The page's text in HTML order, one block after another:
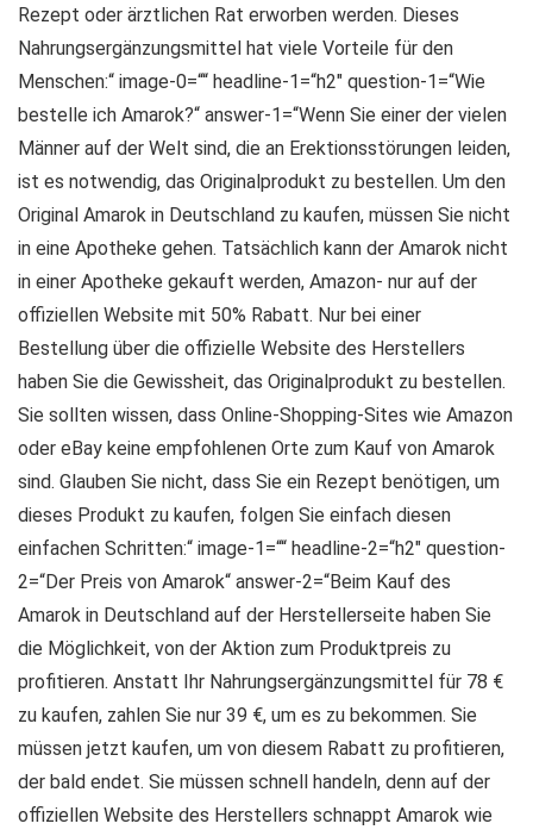
Rezept oder ärztlichen Rat erworben werden. Dieses
Nahrungsergänzungsmittel hat viele Vorteile für den
Menschen:“ image-0=““ headline-1=“h2″ question-1=“Wie
bestelle ich Amarok?“ answer-1=“Wenn Sie einer der vielen
Männer auf der Welt sind, die an Erektionsstörungen leiden,
ist es notwendig, das Originalprodukt zu bestellen. Um den
Original Amarok in Deutschland zu kaufen, müssen Sie nicht
in eine Apotheke gehen. Tatsächlich kann der Amarok nicht
in einer Apotheke gekauft werden, Amazon- nur auf der
offiziellen Website mit 50% Rabatt. Nur bei einer
Bestellung über die offizielle Website des Herstellers
haben Sie die Gewissheit, das Originalprodukt zu bestellen.
Sie sollten wissen, dass Online-Shopping-Sites wie Amazon
oder eBay keine empfohlenen Orte zum Kauf von Amarok
sind. Glauben Sie nicht, dass Sie ein Rezept benötigen, um
dieses Produkt zu kaufen, folgen Sie einfach diesen
einfachen Schritten:“ image-1=““ headline-2=“h2″ question-
2=“Der Preis von Amarok“ answer-2=“Beim Kauf des
Amarok in Deutschland auf der Herstellerseite haben Sie
die Möglichkeit, von der Aktion zum Produktpreis zu
profitieren. Anstatt Ihr Nahrungsergänzungsmittel für 78 €
zu kaufen, zahlen Sie nur 39 €, um es zu bekommen. Sie
müssen jetzt kaufen, um von diesem Rabatt zu profitieren,
der bald endet. Sie müssen schnell handeln, denn auf der
offiziellen Website des Herstellers schnappt Amarok wie